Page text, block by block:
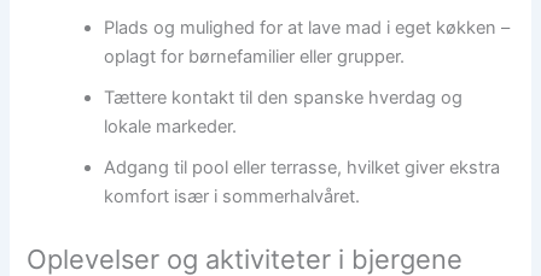
Plads og mulighed for at lave mad i eget køkken –
oplagt for børnefamilier eller grupper.
Tættere kontakt til den spanske hverdag og
lokale markeder.
Adgang til pool eller terrasse, hvilket giver ekstra
komfort især i sommerhalvåret.
Oplevelser og aktiviteter i bjergene